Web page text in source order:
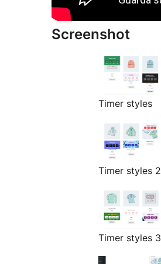
Screenshot
Timer styles
Timer styles 2
Timer styles 3